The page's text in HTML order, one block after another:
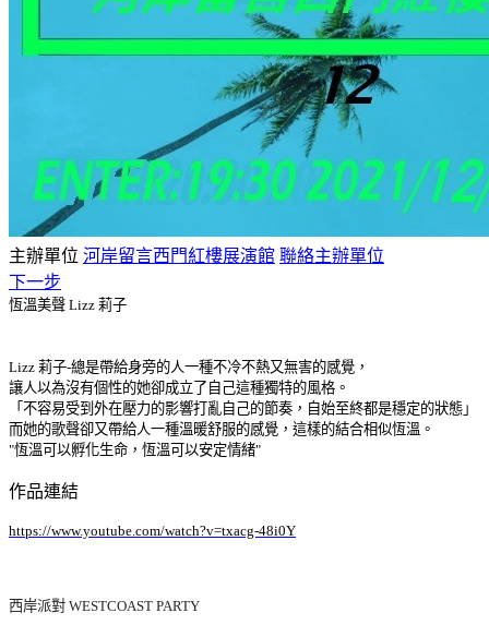
主辦單位 河岸留言西門紅樓展演館 聯絡主辦單位
下一步
恆溫美聲 Lizz 莉子
Lizz 莉子-總是帶給身旁的人一種不冷不熱又無害的感覺，
讓人以為沒有個性的她卻成立了自己這種獨特的風格。
「不容易受到外在壓力的影響打亂自己的節奏，自始至終都是穩定的狀態」
而她的歌聲卻又帶給人一種溫暖舒服的感覺，這樣的結合相似恆溫。
"恆溫可以孵化生命，恆溫可以安定情緒"
作品連結
https://www.youtube.com/watch?v=txacg-48i0Y
西岸派對 WESTCOAST PARTY